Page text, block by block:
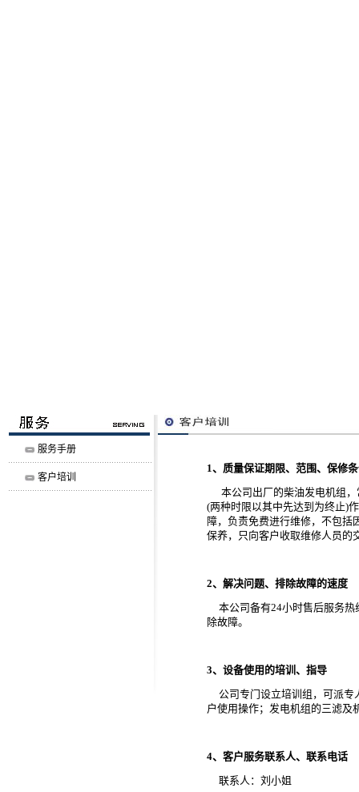
服务手册
客户培训
1、 质量保证期限、范围、保修
本公司出厂的柴油发电机组，
(两种时限以其中先达到为终止)
障，负责免费进行维修，不包括
保养，只向客户收取维修人员的
2、解决问题、排除故障的速度
本公司备有24小时售后服务热
除故障。
3、设备使用的培训、指导
公司专门设立培训组，可派专
户使用操作；发电机组的三滤及
4、客户服务联系人、联系电话
联系人：刘小姐